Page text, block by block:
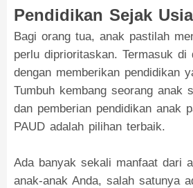
Pendidikan Sejak
Bagi orang tua, anak pastilah
perlu diprioritaskan. Termasuk di
dengan memberikan pendidikan
Tumbuh kembang seorang anak
dan pemberian pendidikan anak
PAUD adalah pilihan terbaik.
Ada banyak sekali manfaat dari
anak-anak Anda, salah satunya